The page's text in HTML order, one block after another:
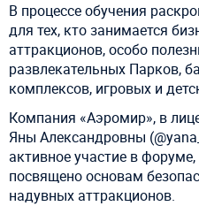
В процессе обучения
для тех, кто занимается
аттракционов, особо
развлекательных Парков,
комплексов, игровых и
Компания «Аэромир», в
Яны Александровны
активное участие в
посвящено основам
надувных аттракционов. ⠀